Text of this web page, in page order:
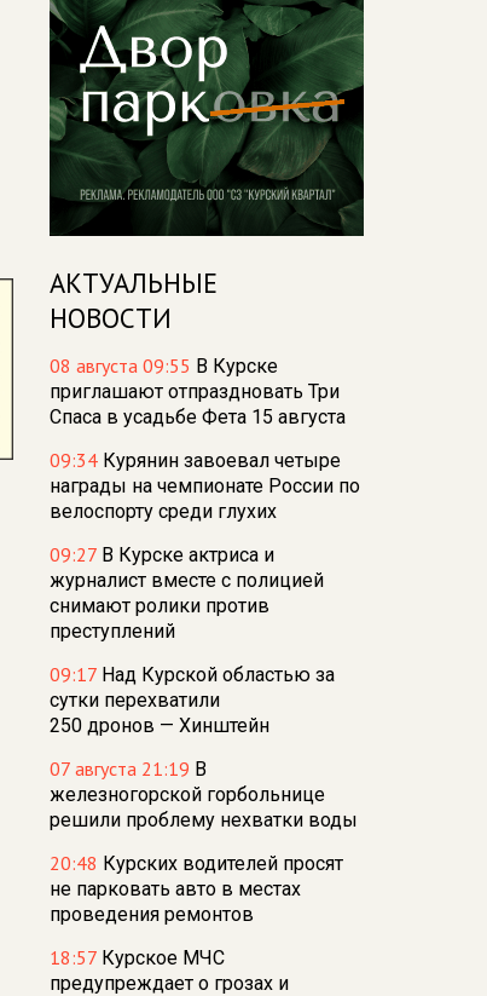
АКТУАЛЬНЫЕ
НОВОСТИ
08 августа 09:55 В Курске
приглашают отпраздновать Три
Спаса в усадьбе Фета 15 августа
09:34 Курянин завоевал четыре
награды на чемпионате России по
велоспорту среди глухих
09:27 В Курске актриса и
журналист вместе с полицией
снимают ролики против
преступлений
09:17 Над Курской областью за
сутки перехватили
250 дронов — Хинштейн
07 августа 21:19 В
железногорской горбольнице
решили проблему нехватки воды
20:48 Курских водителей просят
не парковать авто в местах
проведения ремонтов
18:57 Курское МЧС
предупреждает о грозах и